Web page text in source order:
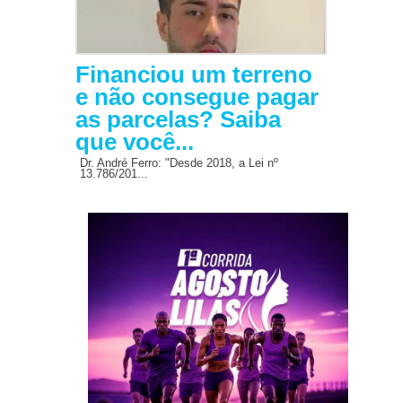
Financiou um terreno
e não consegue pagar
as parcelas? Saiba
que você...
Dr. André Ferro: "Desde 2018, a Lei nº
13.786/201...